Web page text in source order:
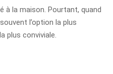
à la maison. Pourtant, quand
l’option la plus
plus conviviale.